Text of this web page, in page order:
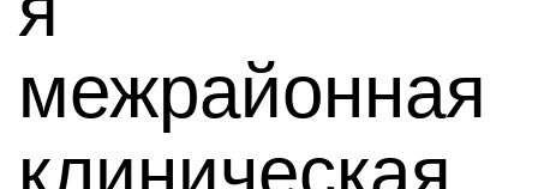
межрайонная